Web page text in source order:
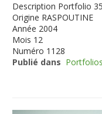
Description Portfolio
Origine RASPOUTINE
Année 2004
Mois 12
Numéro 1128
Publié dans Portfolios